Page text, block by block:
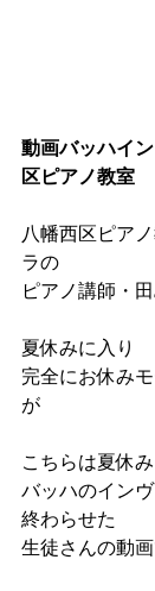
動画バッハイ
区ピアノ教室
八幡西区ピア
ラの
ピアノ講師・
夏休みに入り
完全にお休み
が
こちらは夏休
バッハのイン
終わらせた
生徒さんの動画